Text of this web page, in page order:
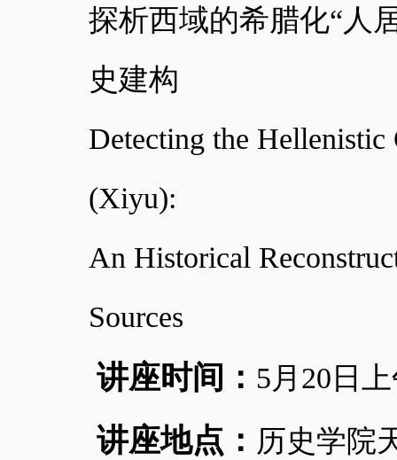
探析西域的希腊化“人
史建构
Detecting the Hellenistic
(Xiyu):
An Historical
Sources
讲座时间： 5月 20 日
讲座地点： 历史学院